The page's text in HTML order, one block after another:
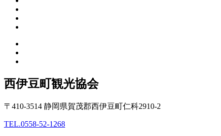
西伊豆町観光協会
〒410-3514 静岡県賀茂郡西伊豆町仁科2910-2
TEL.0558-52-1268